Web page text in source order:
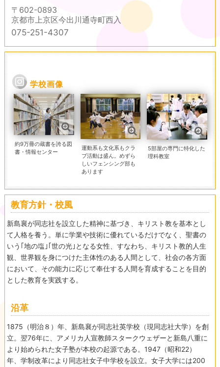
〒602-0893
京都市上京区今出川通寺町西入
075-251-4307
学校画像
約9万冊の蔵書を誇る図
書・情報センター
運動系も文化系もクラ
ブ活動は盛ん。めずら
しいフェンシング部も
あります
5部屋の専門に特化した
理科教室
教育方針・校風
新島襄が同志社を設立した精神に基づき、キリスト教を基本とし
て人格を養う。単に学業や技術に優れているだけでなく、聖書の
いう｢地の塩｣｢世の光｣となる女性、すなわち、キリスト教的人生
観、世界観を身につけた主体性のある人間として、社会の各方面
において、その能力に応じて奉仕する人間を育成することを目的
とした教育を実践する。
沿革
1875（明治８）年、新島襄が同志社英学校（現同志社大学）を創
立。翌76年に、アメリカ人宣教師スタークウェザーと新島八重に
より始められた女子塾が本校の起源である。1947（昭和22）
年、学制改革により同志社女子中学校を設立。女子大学には200